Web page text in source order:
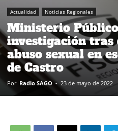
Actualidad Noticias Regionales
Ministerio
investigación tras
abuso sexual en
de Castro
Por Radio SAGO - 23 de mayo de 2022